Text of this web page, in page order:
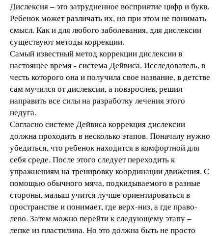
Дислексия – это затрудненное восприятие цифр и букв.
Ребенок может различать их, но при этом не понимать
смысл. Как и для любого заболевания, для дислексии
существуют методы коррекции.
Самый известный метод коррекции дислексии в
настоящее время - система Дейвиса. Исследователь, в
честь которого она и получила свое название, в детстве
сам мучился от дислексии, а повзрослев, решил
направить все силы на разработку лечения этого
недуга.
Согласно системе Дейвиса коррекция дислексии
должна проходить в несколько этапов. Поначалу нужно
убедиться, что ребенок находится в комфортной для
себя среде. После этого следует переходить к
упражнениям на тренировку координации движения. С
помощью обычного мяча, подкидываемого в разные
стороны, малыш учится лучше ориентироваться в
пространстве и понимает, где верх-низ, а где право-
лево. Затем можно перейти к следующему этапу –
лепке из пластилина. Но это должна быть не просто